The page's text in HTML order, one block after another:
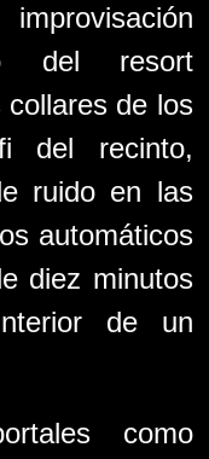
del resort
de los
del recinto,
ruido en las
automáticos
diez minutos
de un
como